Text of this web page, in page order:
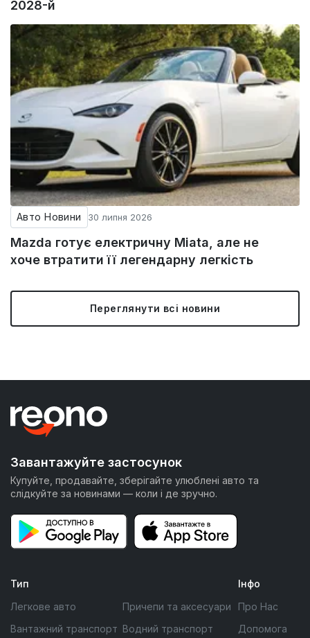
2028-й
Авто Новини 30 липня 2026
Mazda готує електричну Miata, але не
хоче втратити її легендарну легкість
Переглянути всі новини
Завантажуйте застосунок
Купуйте, продавайте, зберігайте улюблені авто та
слідкуйте за новинами — коли і де зручно.
Тип
Легкове авто
Вантажний транспорт
Причепи та аксесуари
Водний транспорт
Інфо
Про Нас
Допомога